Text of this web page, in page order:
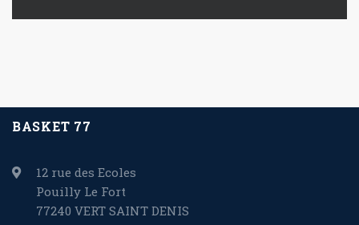
BASKET 77
12 rue des Ecoles
Pouilly Le Fort
77240 VERT SAINT DENIS